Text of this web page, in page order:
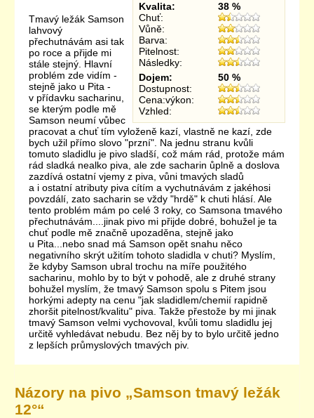
Kvalita:
38 %
Chuť:
Vůně:
Barva:
Pitelnost:
Následky:
Dojem:
50 %
Dostupnost:
Cena:výkon:
Vzhled:
Tmavý ležák Samson
lahvový
přechutnávám asi tak
po roce a přijde mi
stále stejný. Hlavní
problém zde vidím -
stejně jako u Pita -
v přídavku sacharinu,
se kterým podle mě
Samson neumí vůbec
pracovat a chuť tím vyloženě kazí, vlastně ne kazí, zde
bych užil přímo slovo "przní". Na jednu stranu kvůli
tomuto sladidlu je pivo sladší, což mám rád, protože mám
rád sladká nealko piva, ale zde sacharin ůplně a doslova
zazdívá ostatní vjemy z piva, vůni tmavých sladů
a i ostatní atributy piva cítím a vychutnávám z jakéhosi
povzdálí, zato sacharin se vždy "hrdě" k chuti hlásí. Ale
tento problém mám po celé 3 roky, co Samsona tmavého
přechutnávám....jinak pivo mi přijde dobré, bohužel je ta
chuť podle mě značně upozaděna, stejně jako
u Pita...nebo snad má Samson opět snahu něco
negativního skrýt užitím tohoto sladidla v chuti? Myslím,
že kdyby Samson ubral trochu na míře použitého
sacharinu, mohlo by to být v pohodě, ale z druhé strany
bohužel myslím, že tmavý Samson spolu s Pitem jsou
horkými adepty na cenu "jak sladidlem/chemií rapidně
zhoršit pitelnost/kvalitu" piva. Takže přestože by mi jinak
tmavý Samson velmi vychovoval, kvůli tomu sladidlu jej
určitě vyhledávat nebudu. Bez něj by to bylo určitě jedno
z lepších průmyslových tmavých piv.
Názory na pivo „Samson tmavý ležák
12°“